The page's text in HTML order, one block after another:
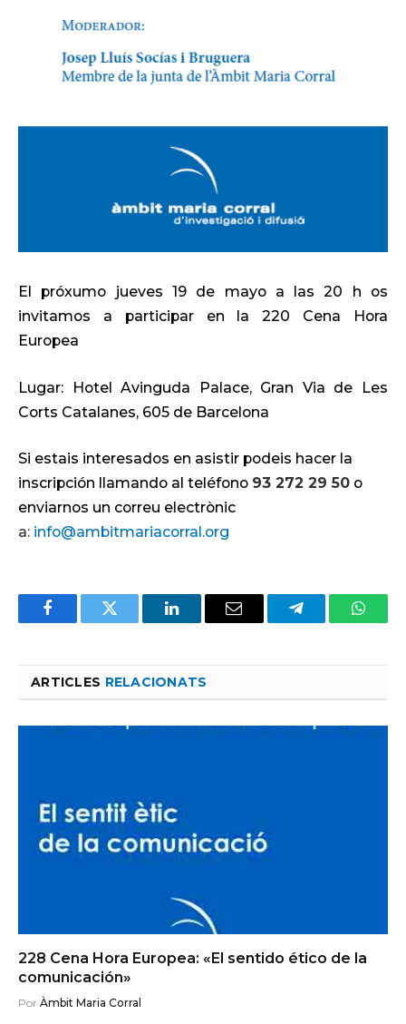
El próxumo jueves 19 de mayo a las 20 h os
invitamos a participar en la 220 Cena Hora
Europea
Lugar: Hotel Avinguda Palace, Gran Via de Les
Corts Catalanes, 605 de Barcelona
Si estais interesados en asistir podeis hacer la
inscripción llamando al teléfono 93 272 29 50 o
enviarnos un correu electrònic
a: info@ambitmariacorral.org
FacebookTwitter LinkedInEmail Telegram
ARTICLES RELACIONATS
228 Cena Hora Europea: «El sentido ético de la
comunicación»
Por Àmbit Maria Corral